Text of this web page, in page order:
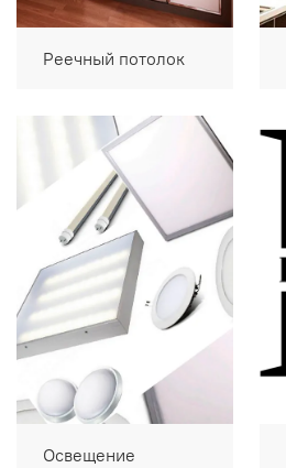
Реечный потолок
Освещение